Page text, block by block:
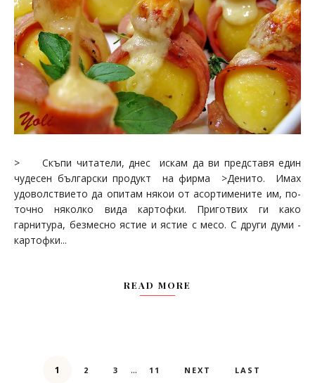
> Скъпи читатели, днес искам да ви представя един
чудесен български продукт на фирма >Денито. Имах
удоволствието да опитам някои от асортимените им, по-
точно няколко вида картофки. Приготвих ги како
гарнитура, безмесно ястие и ястие с месо. С други думи -
картофки...
READ MORE
1 2 3 ... 11 NEXT LAST